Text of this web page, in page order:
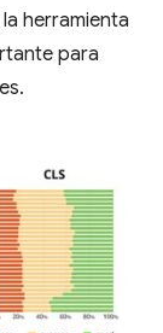
herramienta
para